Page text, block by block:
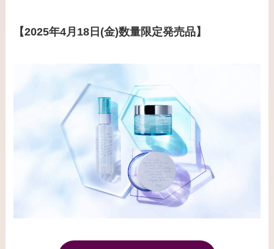
【2025年4月18日(金)数量限定発売品】